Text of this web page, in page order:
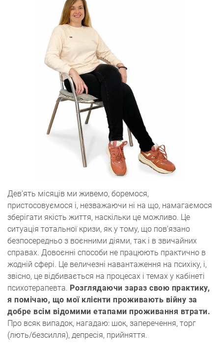
Дев'ять місяців ми живемо, боремося,
пристосовуємося і, незважаючи ні на що, намагаємося
зберігати якість життя, наскільки це можливо. Це
ситуація тотальної кризи, як у тому, що пов'язано
безпосередньо з воєнними діями, так і в звичайних
справах. Довоєнні способи не працюють практично в
жодній сфері. Це величезні навантаження на психіку, і,
звісно, це відбивається на процесах і темах у кабінеті
психотерапевта. Розглядаючи зараз свою практику,
я помічаю, що мої клієнти проживають війну за
добре всім відомими етапами проживання втрати.
Про всяк випадок, нагадаю: шок, заперечення, торг
(лють/безсилля), депресія, прийняття.